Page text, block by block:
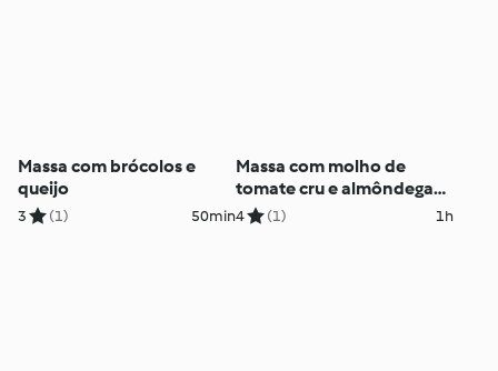
Massa com brócolos e
queijo
3 (1) 50min
Massa com molho de
tomate cru e almôndegas
de aveia e cenoura
4 (1) 1h